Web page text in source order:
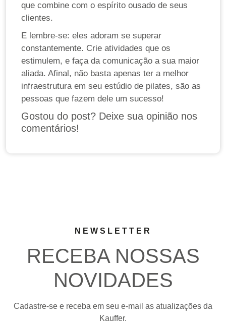
que combine com o espírito ousado de seus
clientes.
E lembre-se: eles adoram se superar
constantemente. Crie atividades que os
estimulem, e faça da comunicação a sua maior
aliada. Afinal, não basta apenas ter a melhor
infraestrutura em seu estúdio de pilates, são as
pessoas que fazem dele um sucesso!
Gostou do post? Deixe sua opinião nos
comentários!
NEWSLETTER
RECEBA NOSSAS
NOVIDADES
Cadastre-se e receba em seu e-mail as atualizações da
Kauffer.